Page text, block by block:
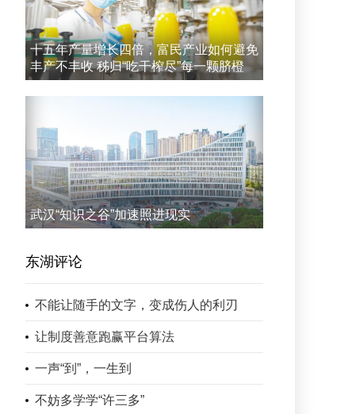
十五年产量增长四倍，富民产业如何避免
丰产不丰收 秭归“吃干榨尽”每一颗脐橙
武汉“知识之谷”加速照进现实
东湖评论
不能让随手的文字，变成伤人的利刃
让制度善意跑赢平台算法
一声“到”，一生到
不妨多学学“许三多”